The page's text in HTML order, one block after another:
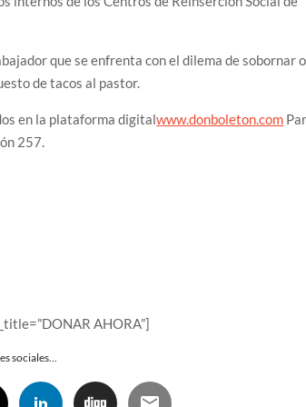
que se enfrenta con el dilema de sobornar o
de tacos al pastor.
en la plataforma digitalwww.donboleton.com
257.
AHORA”]
sociales...